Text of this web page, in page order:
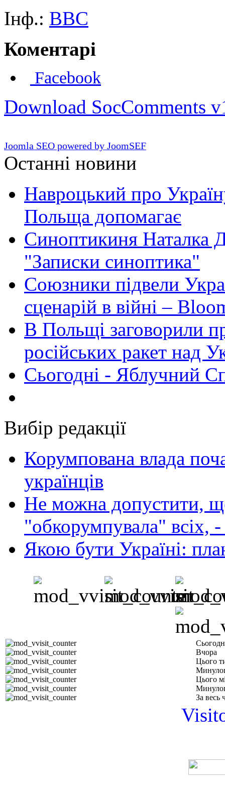
Інф.: BBC
Коментарі
Facebook
Download SocComments
Joomla SEO powered by JoomSEF
Останні новини
Навроцький про
Польща допомагає
Синоптикиня Наталка
"Записки синоптика"
Союзники підвели
сценарій в війні –
В Польщі заговорили
російських ракет над
Сьогодні - Яблучний
Вибір редакції
Корумпована влада
українців
Не можна допустити,
"обкорумпувала" всіх,
Якою бути Україні:
Вчора
Цього
Цього
За весь